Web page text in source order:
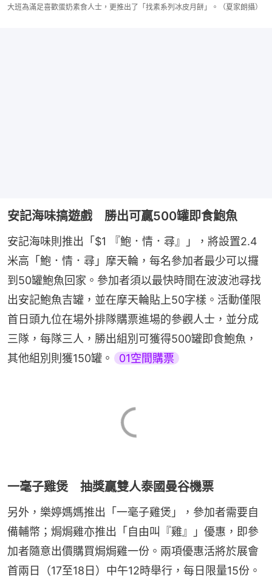
大班為滿足喜歡蛋奶素食人士，更推出了「找素系列冰皮月餅」。（夏家朗攝）
安記海味搞遊戲 勝出可贏500罐即食鮑魚
安記海味則推出「$1 『鮑．情．尋』」，將設置2.4
米高「鮑．情．尋」摩天輪，每名參加者最少可以攞
到50罐鮑魚回家。參加者須以最快時間在波波池尋找
出安記鮑魚吉罐，並在摩天輪貼上50字樣。活動僅限
首日頭九位在場外排隊購票進場的參觀人士，並分成
三隊，每隊三人，勝出組別可獲得500罐即食鮑魚，
其他組別則獲150罐。
01空間購票
一毫子雞煲 抽獎贏雙人泰國曼谷機票
另外，樂婷媽媽推出「一毫子雞煲」，參加者需要自
備輔幣；焗焗雞亦推出「自由叫『雞』」優惠，即參
加者隨意出價購買焗焗雞一份。兩項優惠活將於展會
首兩日（17至18日）中午12時舉行，每日限量15份。